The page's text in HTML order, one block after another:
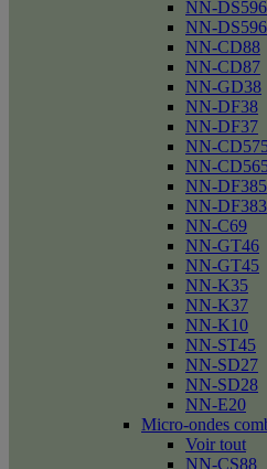
NN-
NN-
NN-CD88
NN-CD87
NN-GD38
NN-DF38
NN-DF37
NN-
NN-
NN-DF385
NN-DF383
NN-C69
NN-GT46
NN-GT45
NN-K35
NN-K37
NN-K10
NN-ST45
NN-SD27
NN-SD28
NN-E20
Micro-ondes
Voir tout
NN-CS88